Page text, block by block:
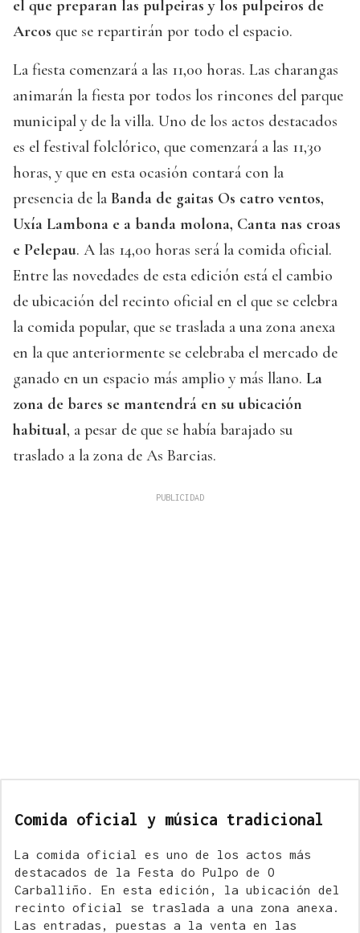
el que preparan las pulpeiras y los pulpeiros de
Arcos que se repartirán por todo el espacio.
La fiesta comenzará a las 11,00 horas. Las charangas
animarán la fiesta por todos los rincones del parque
municipal y de la villa. Uno de los actos destacados
es el festival folclórico, que comenzará a las 11,30
horas, y que en esta ocasión contará con la
presencia de la Banda de gaitas Os catro ventos,
Uxía Lambona e a banda molona, Canta nas croas
e Pelepau. A las 14,00 horas será la comida oficial.
Entre las novedades de esta edición está el cambio
de ubicación del recinto oficial en el que se celebra
la comida popular, que se traslada a una zona anexa
en la que anteriormente se celebraba el mercado de
ganado en un espacio más amplio y más llano. La
zona de bares se mantendrá en su ubicación
habitual, a pesar de que se había barajado su
traslado a la zona de As Barcias.
Comida oficial y música tradicional
La comida oficial es uno de los actos más
destacados de la Festa do Pulpo de O
Carballiño. En esta edición, la ubicación del
recinto oficial se traslada a una zona anexa.
Las entradas, puestas a la venta en las